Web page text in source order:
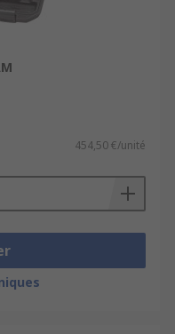
454,50 €/unité